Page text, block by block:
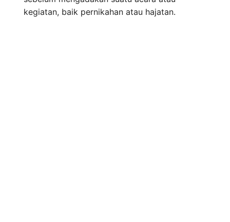
kegiatan, baik pernikahan atau hajatan.